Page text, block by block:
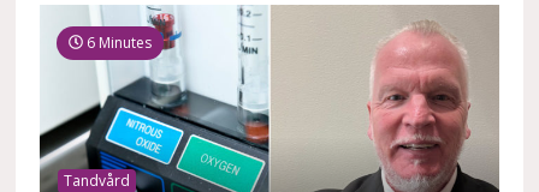
6 Minutes
Tandvård